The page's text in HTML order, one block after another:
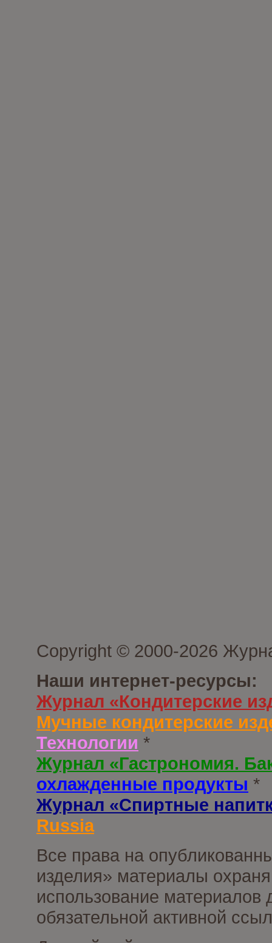
Copyright © 2000-2026
Наши интернет-ресурсы:
Журнал «Кондитерские
Мучные кондитерские
Технологии *
Журнал «Гастрономия.
охлажденные продукты *
Журнал «Спиртные
Russia
Все права на
изделия» материалы
использование материалов
обязательной активной